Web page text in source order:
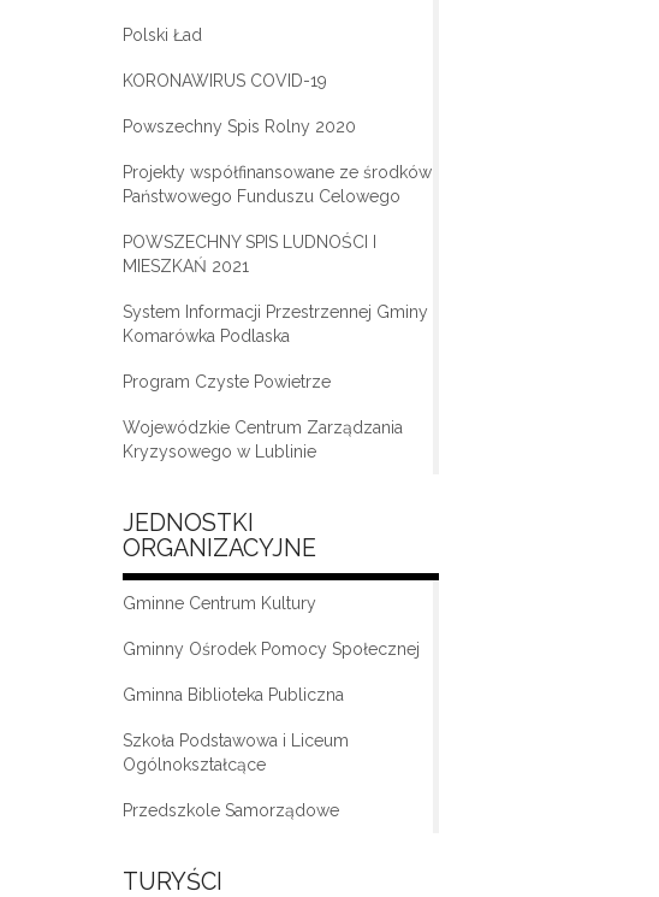
Polski Ład
KORONAWIRUS COVID-19
Powszechny Spis Rolny 2020
Projekty współfinansowane ze środków
Państwowego Funduszu Celowego
POWSZECHNY SPIS LUDNOŚCI I
MIESZKAŃ 2021
System Informacji Przestrzennej Gminy
Komarówka Podlaska
Program Czyste Powietrze
Wojewódzkie Centrum Zarządzania
Kryzysowego w Lublinie
JEDNOSTKI
ORGANIZACYJNE
Gminne Centrum Kultury
Gminny Ośrodek Pomocy Społecznej
„Moda na seniora – klub seniora w
Gminna Biblioteka Publiczna
Szkoła Podstawowa i Liceum
Ogólnokształcące
Przedszkole Samorządowe
TURYŚCI